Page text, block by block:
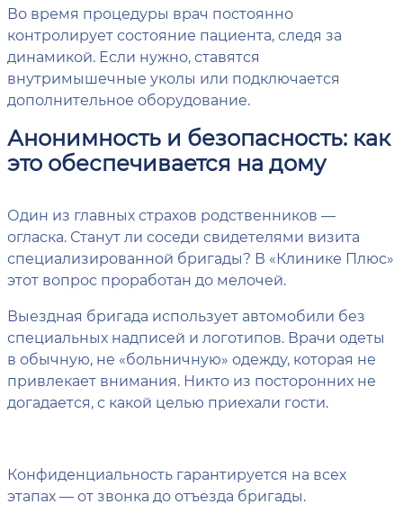
Во время процедуры врач постоянно
контролирует состояние пациента, следя за
динамикой. Если нужно, ставятся
внутримышечные уколы или подключается
дополнительное оборудование.
Анонимность и безопасность: как
это обеспечивается на дому
Один из главных страхов родственников —
огласка. Станут ли соседи свидетелями визита
специализированной бригады? В «Клинике Плюс»
этот вопрос проработан до мелочей.
Выездная бригада использует автомобили без
специальных надписей и логотипов. Врачи одеты
в обычную, не «больничную» одежду, которая не
привлекает внимания. Никто из посторонних не
догадается, с какой целью приехали гости.
Конфиденциальность гарантируется на всех
этапах — от звонка до отъезда бригады.